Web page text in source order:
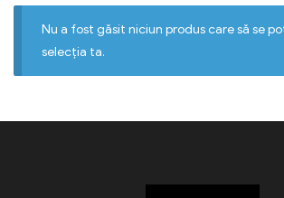
Nu a fost găsit niciun produs care să se
selecția ta.